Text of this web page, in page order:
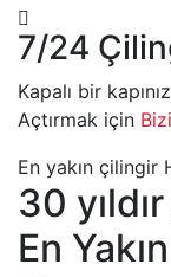
7/24
Kapalı bir
Açtırmak için
En yakın çilingir
30
En